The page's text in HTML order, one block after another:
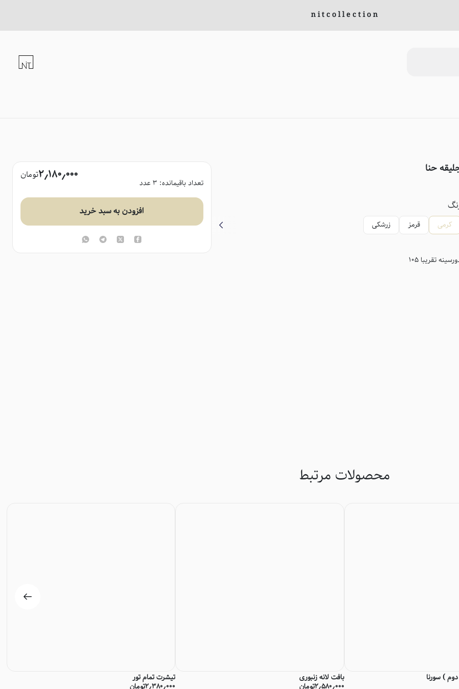
n i t c o l l e c t i o n
حنا
کرمی قرمز زرشکی
تقریبا ۱۰۵
۲٫۱۸۰٫۰۰۰تومان
تعداد باقیمانده: ۳عدد
افزودن به سبد خرید
محصولات مرتبط
) سورنا بافت لانه زنبوری
۲٫۵۸۰٫۰۰۰تومان
تیشرت تمام تور
۲٫۳۸۰٫۰۰۰تومان